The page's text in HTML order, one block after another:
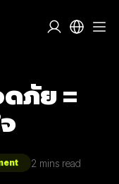
ดภัย =
2 mins read